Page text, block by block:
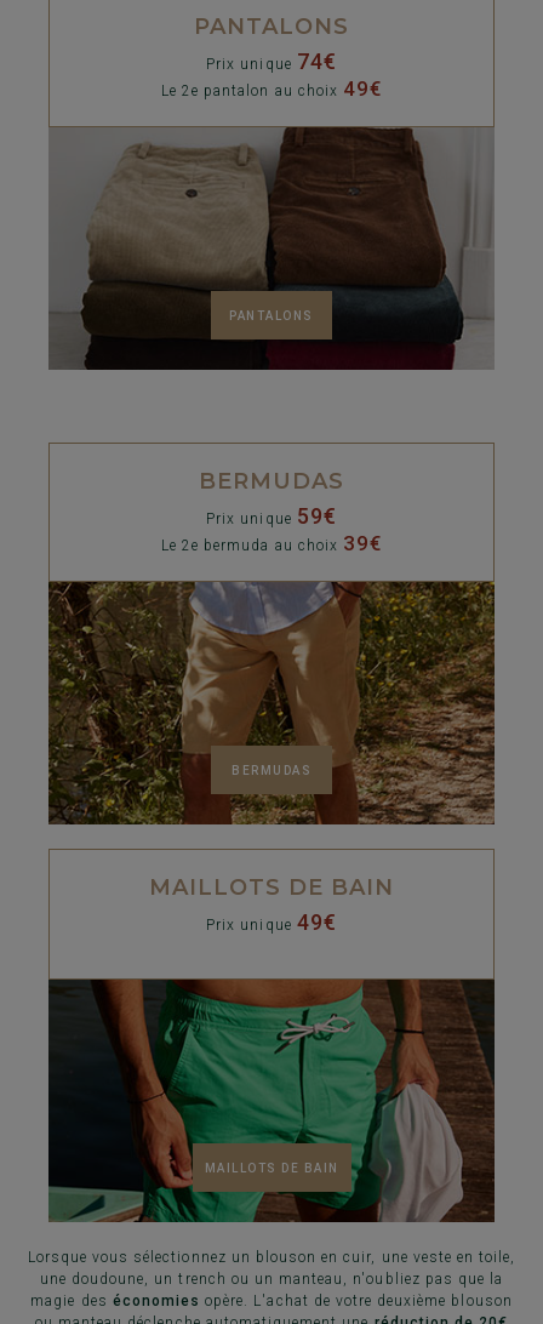
PANTALONS
Prix unique 74€
Le 2e pantalon au choix 49€
PANTALONS
BERMUDAS
Prix unique 59€
Le 2e bermuda au choix 39€
BERMUDAS
MAILLOTS DE BAIN
Prix unique 49€
MAILLOTS DE BAIN
Lorsque vous sélectionnez un blouson en cuir, une veste en toile,
une doudoune, un trench ou un manteau, n'oubliez pas que la
magie des économies opère. L'achat de votre deuxième blouson